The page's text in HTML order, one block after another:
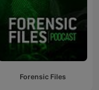
Forensic Files